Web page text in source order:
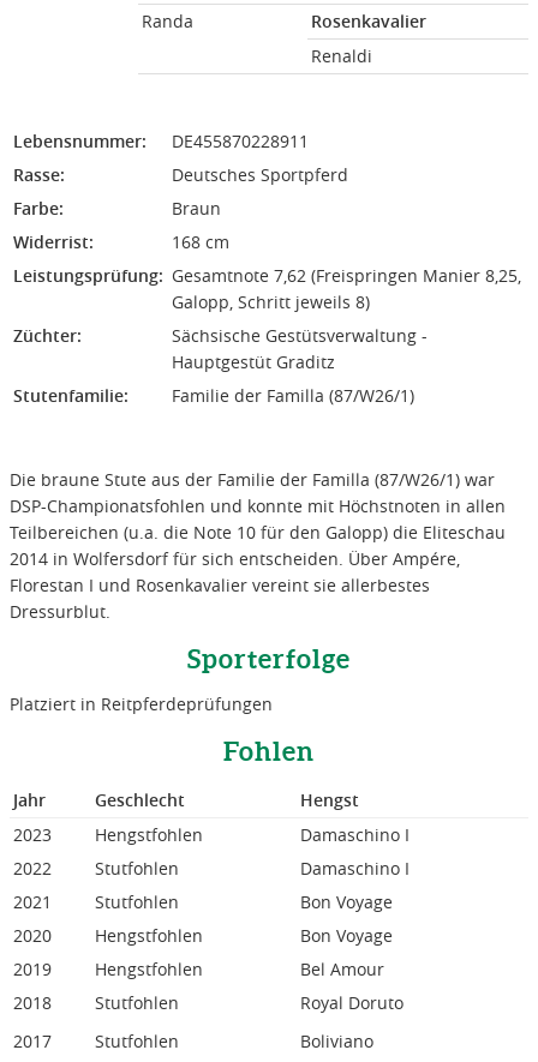
Randa
Rosenkavalier
Renaldi
Lebensnummer:
DE455870228911
Rasse:
Deutsches Sportpferd
Farbe:
Braun
Widerrist:
168 cm
Leistungsprüfung: Gesamtnote 7,62 (Freispringen Manier 8,25,
Galopp, Schritt jeweils 8)
Züchter:
Sächsische Gestütsverwaltung -
Hauptgestüt Graditz
Stutenfamilie:
Familie der Familla (87/W26/1)
Die braune Stute aus der Familie der Familla (87/W26/1) war
DSP-Championatsfohlen und konnte mit Höchstnoten in allen
Teilbereichen (u.a. die Note 10 für den Galopp) die Eliteschau
2014 in Wolfersdorf für sich entscheiden. Über Ampére,
Florestan I und Rosenkavalier vereint sie allerbestes
Dressurblut.
Sporterfolge
Platziert in Reitpferdeprüfungen
Fohlen
Jahr Geschlecht
Hengst
2023
Hengstfohlen
Damaschino I
2022
Stutfohlen
Damaschino I
2021
Stutfohlen
Bon Voyage
2020
Hengstfohlen
Bon Voyage
2019
Hengstfohlen
Bel Amour
2018
Stutfohlen
Royal Doruto
2017
Stutfohlen
Boliviano